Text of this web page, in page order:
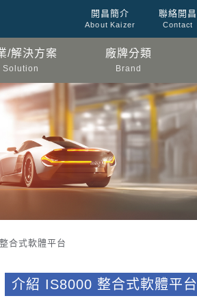
開昌簡介
About Kaizer
聯絡開昌
Contact
/解決方案
Solution
廠牌分類
Brand
式軟體平台
介紹 IS8000 整合式軟體平台